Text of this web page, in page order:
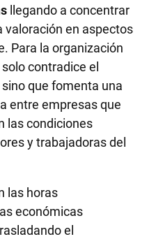
llegando a concentrar
valoración en aspectos
Para la organización
contradice el
que fomenta una
entre empresas que
las condiciones
y trabajadoras del
las horas
económicas
el